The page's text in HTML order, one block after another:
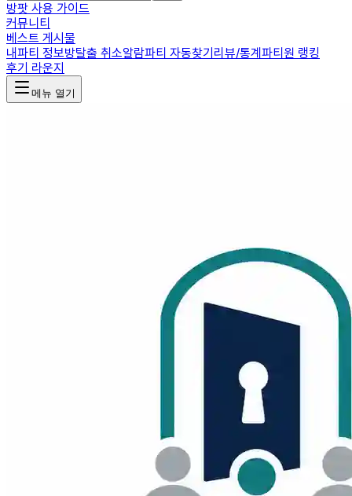
방팟 사용 가이드
커뮤니티
베스트 게시물
내파티 정보방탈출 취소알람파티 자동찾기리뷰/통계파티원 랭킹
후기 라운지
메뉴 열기